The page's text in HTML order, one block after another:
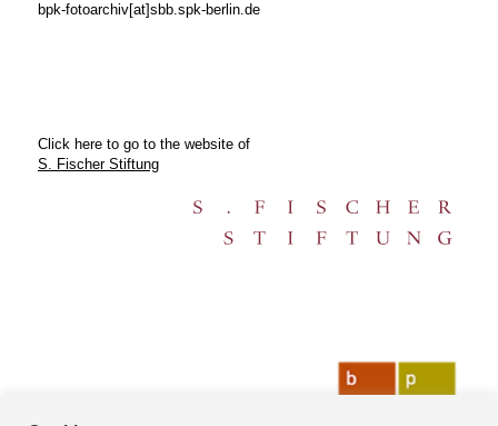
bpk-fotoarchiv[at]sbb.spk-berlin.de
Click here to go to the website of
S. Fischer Stiftung